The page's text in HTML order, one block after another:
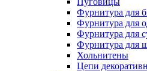
Фурнитура для
Фурнитура для
Фурнитура для
Фурнитура для
Хольнитены
Цепи